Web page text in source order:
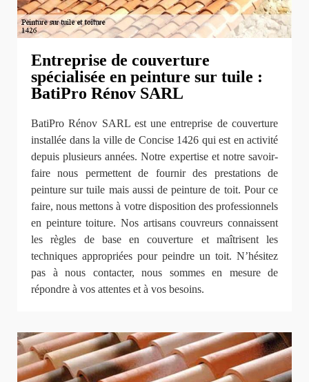
Entreprise de couverture
spécialisée en peinture sur tuile :
BatiPro Rénov SARL
BatiPro Rénov SARL est une entreprise de couverture
installée dans la ville de Concise 1426 qui est en activité
depuis plusieurs années. Notre expertise et notre savoir-
faire nous permettent de fournir des prestations de
peinture sur tuile mais aussi de peinture de toit. Pour ce
faire, nous mettons à votre disposition des professionnels
en peinture toiture. Nos artisans couvreurs connaissent
les règles de base en couverture et maîtrisent les
techniques appropriées pour peindre un toit. N’hésitez
pas à nous contacter, nous sommes en mesure de
répondre à vos attentes et à vos besoins.